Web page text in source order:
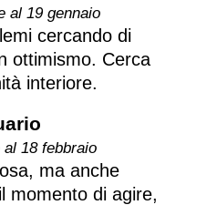
al 19 gennaio
cercando di
ottimismo. Cerca
interiore.
18 febbraio
ma anche
momento di agire,